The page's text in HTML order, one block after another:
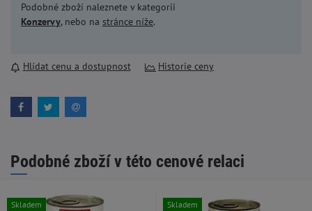
Podobné zboží naleznete v kategorii
Konzervy, nebo na stránce níže.
Hlídat cenu a dostupnost Historie ceny
Podobné zboží v této cenové relaci
Skladem Skladem